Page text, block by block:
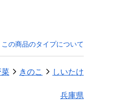
この商品のタイプについて
菜 きのこ しいたけ
兵庫県